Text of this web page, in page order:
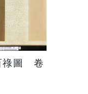
祿圖 卷